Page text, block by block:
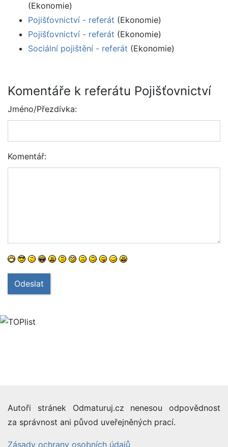
(Ekonomie)
Pojišťovnictví - referát (Ekonomie)
Pojišťovnictví - referát (Ekonomie)
Sociální pojištění - referát (Ekonomie)
Komentáře k referátu Pojišťovnictví
Jméno/Přezdívka:
Komentář:
Odeslat
Autoři stránek Odmaturuj.cz nenesou odpovědnost
za správnost ani původ uveřejněných prací.
Zásady ochrany osobních údajů